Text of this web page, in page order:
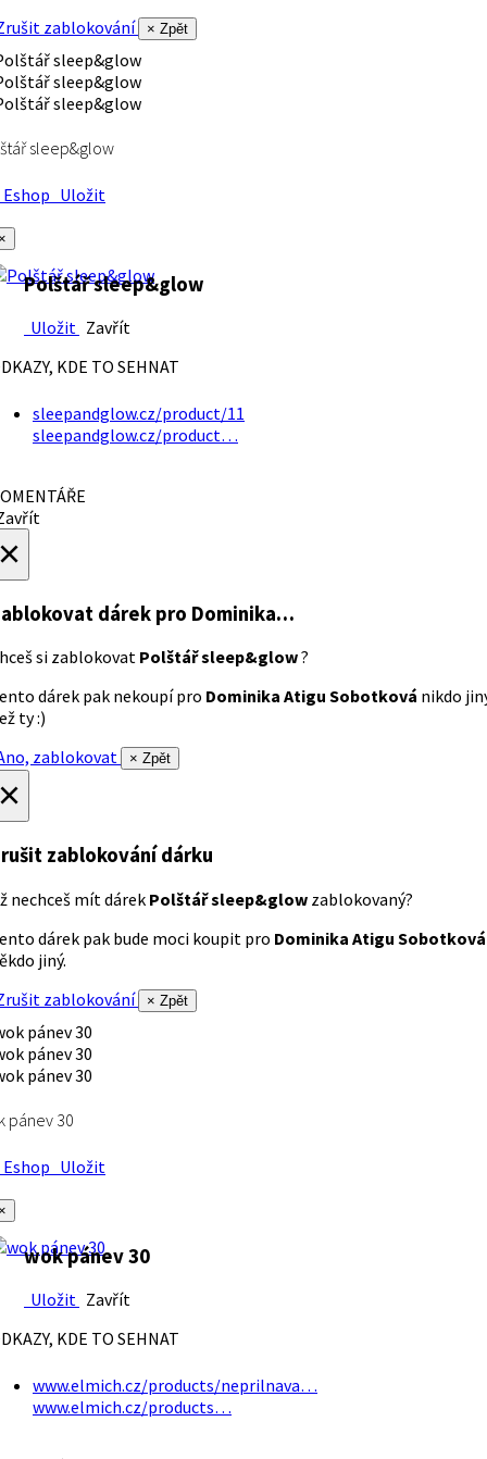
zablokování
× Zpět
sleep&glow
Uložit
Polštář sleep&glow
Uložit Zavřít
KDE TO SEHNAT
sleepandglow.cz/product/11
sleepandglow.cz/product…
dárek pro Dominika…
si zablokovat Polštář sleep&glow?
dárek pak nekoupí pro Dominika Atigu Sobotková nikdo
ty :)
zablokovat
× Zpět
zablokování dárku
nechceš mít dárek Polštář sleep&glow zablokovaný?
dárek pak bude moci koupit pro Dominika Atigu Sobotková
jiný.
zablokování
× Zpět
pánev 30
Uložit
wok pánev 30
Uložit Zavřít
KDE TO SEHNAT
www.elmich.cz/products/neprilnava…
www.elmich.cz/products…